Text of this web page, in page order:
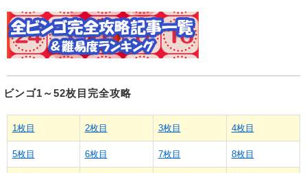
ビンゴ1～52枚目完全攻略
1枚目 2枚目 3枚目 4枚目
5枚目 6枚目 7枚目 8枚目